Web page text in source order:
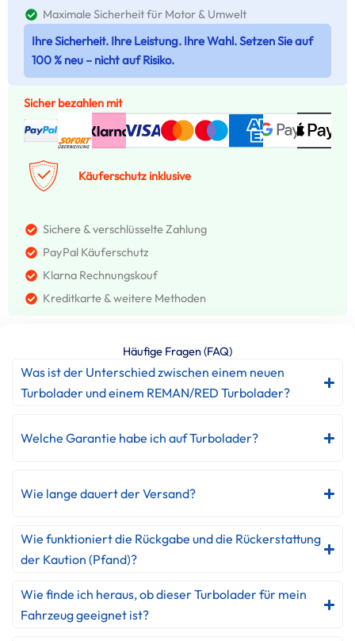
Maximale Sicherheit für Motor & Umwelt
Ihre Sicherheit. Ihre Leistung. Ihre Wahl. Setzen Sie auf
100 % neu – nicht auf Risiko.
Sicher bezahlen mit
Käuferschutz inklusive
Sichere & verschlüsselte Zahlung
PayPal Käuferschutz
Klarna Rechnungskouf
Kreditkarte & weitere Methoden
Häufige Fragen (FAQ)
Was ist der Unterschied zwischen einem neuen
Turbolader und einem REMAN/RED Turbolader?
Welche Garantie habe ich auf Turbolader?
Wie lange dauert der Versand?
Wie funktioniert die Rückgabe und die Rückerstattung
der Kaution (Pfand)?
Wie finde ich heraus, ob dieser Turbolader für mein
Fahrzeug geeignet ist?